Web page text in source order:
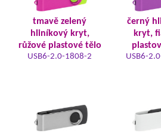
tmavě zelený
hliníkový kryt,
růžové plastové tělo
USB6-2.0-1808-2
černý
kryt,
USB6-